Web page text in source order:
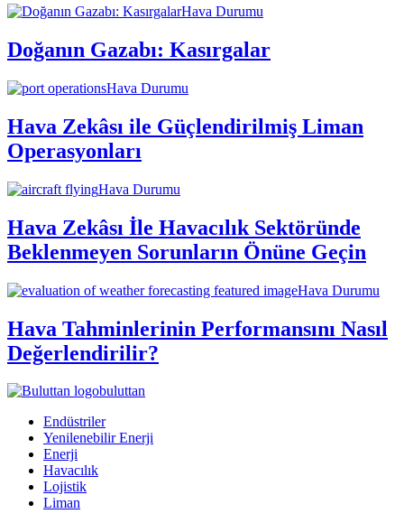
Hava Durumu
Doğanın Gazabı: Kasırgalar
Hava Durumu
Hava Zekâsı ile Güçlendirilmiş Liman
Operasyonları
Hava Durumu
Hava Zekâsı İle Havacılık Sektöründe
Beklenmeyen Sorunların Önüne Geçin
Hava Durumu
Hava Tahminlerinin Performansını Nasıl
Değerlendirilir?
buluttan
Endüstriler
Yenilenebilir Enerji
Enerji
Havacılık
Lojistik
Liman